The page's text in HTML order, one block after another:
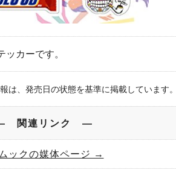
ッカーです。
は、発売日の状態を基準に掲載しています。
関連リンク ―
ックの媒体ページ →